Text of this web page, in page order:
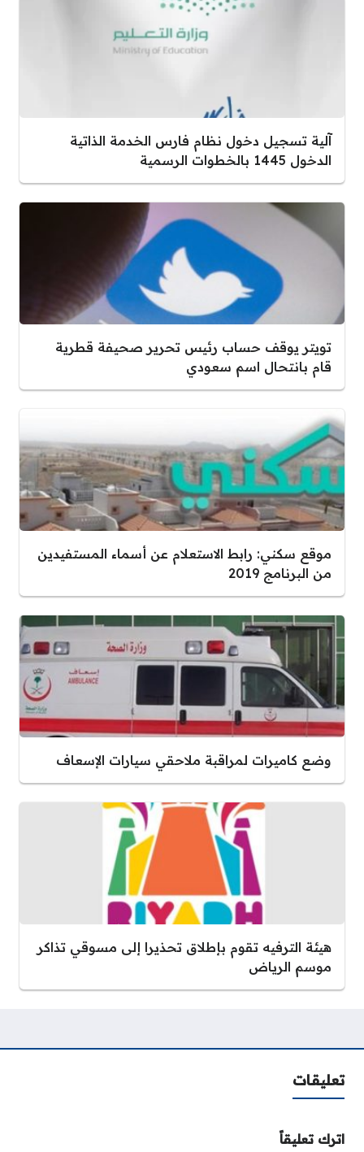
آلية تسجيل دخول نظام فارس الخدمة الذاتية
الدخول 1445 بالخطوات الرسمية
تويتر يوقف حساب رئيس تحرير صحيفة قطرية
قام بانتحال اسم سعودي
موقع سكني: رابط الاستعلام عن أسماء المستفيدين
من البرنامج 2019
وضع كاميرات لمراقبة ملاحقي سيارات الإسعاف
هيئة الترفيه تقوم بإطلاق تحذيرا إلى مسوقي تذاكر
موسم الرياض
تعليقات
اترك تعليقاً